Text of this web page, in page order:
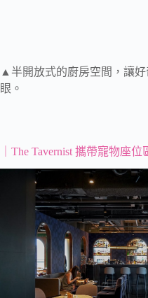
▲半開放式的廚房空間，讓
眼。
｜The Tavernist 攜帶寵物座位